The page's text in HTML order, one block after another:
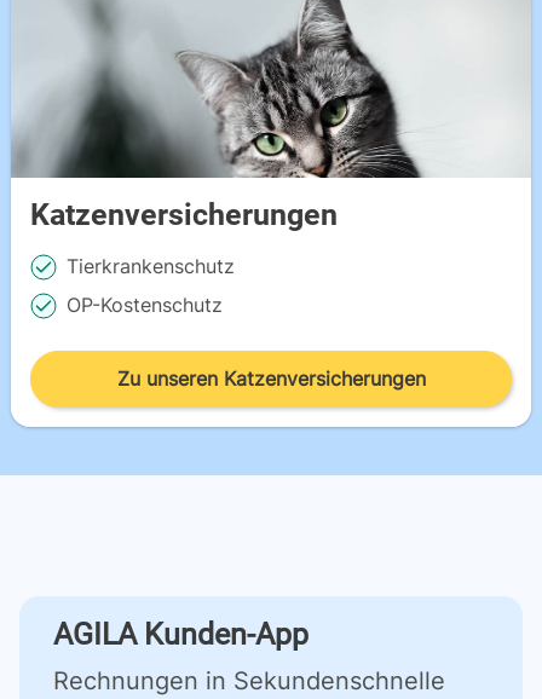
Katzenversicherungen
Tierkrankenschutz
OP-Kostenschutz
Zu unseren Katzenversicherungen
AGILA Kunden-App
Rechnungen in Sekundenschnelle